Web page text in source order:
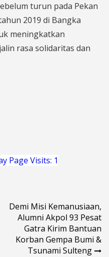
turun pada Pekan
2019 di Bangka
meningkatkan
rasa solidaritas dan
Page Visits: 1
Demi Misi Kemanusiaan,
Alumni Akpol 93 Pesat
Gatra Kirim Bantuan
Korban Gempa Bumi &
Tsunami Sulteng